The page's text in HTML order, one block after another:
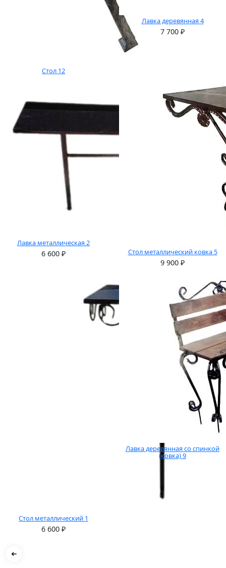
Стол 12
Лавка деревянная 4
7 700 ₽
Лавка металлическая 2
6 600 ₽ Стол металлический ковка 5
9 900 ₽
Стол металлический 1
6 600 ₽
Лавка деревянная со спинкой
(ковка) 9